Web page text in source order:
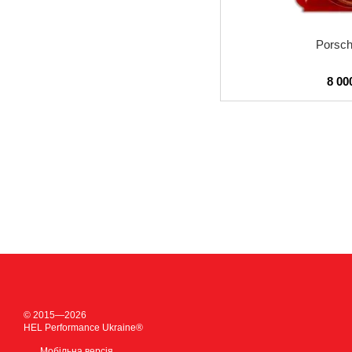
8
© 2015—2026
HEL Performance Ukraine®